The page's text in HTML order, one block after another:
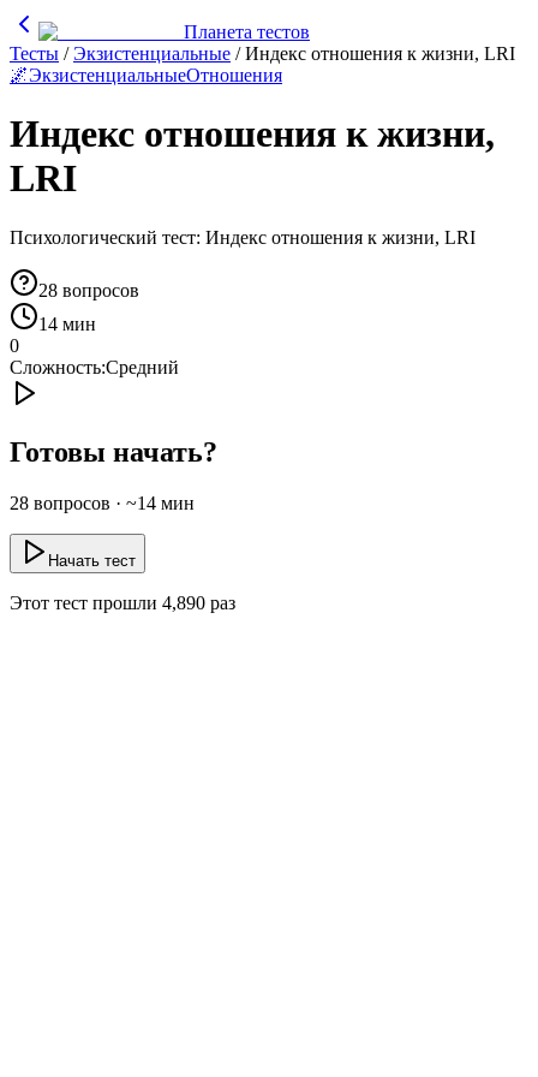
Планета тестов
Тесты /Экзистенциальные /Индекс отношения к жизни, LRI
🌌ЭкзистенциальныеОтношения
Индекс отношения к жизни,
LRI
Психологический тест: Индекс отношения к жизни, LRI
28 вопросов
14 мин
0
Сложность:Средний
Готовы начать?
28 вопросов · ~14 мин
Начать тест
Этот тест прошли 4,890 раз